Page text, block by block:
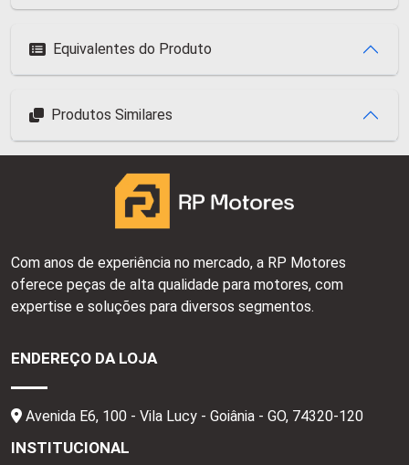
Equivalentes do Produto
Produtos Similares
Com anos de experiência no mercado, a RP Motores
oferece peças de alta qualidade para motores, com
expertise e soluções para diversos segmentos.
ENDEREÇO DA LOJA
Avenida E6, 100 - Vila Lucy - Goiânia - GO, 74320-120
INSTITUCIONAL